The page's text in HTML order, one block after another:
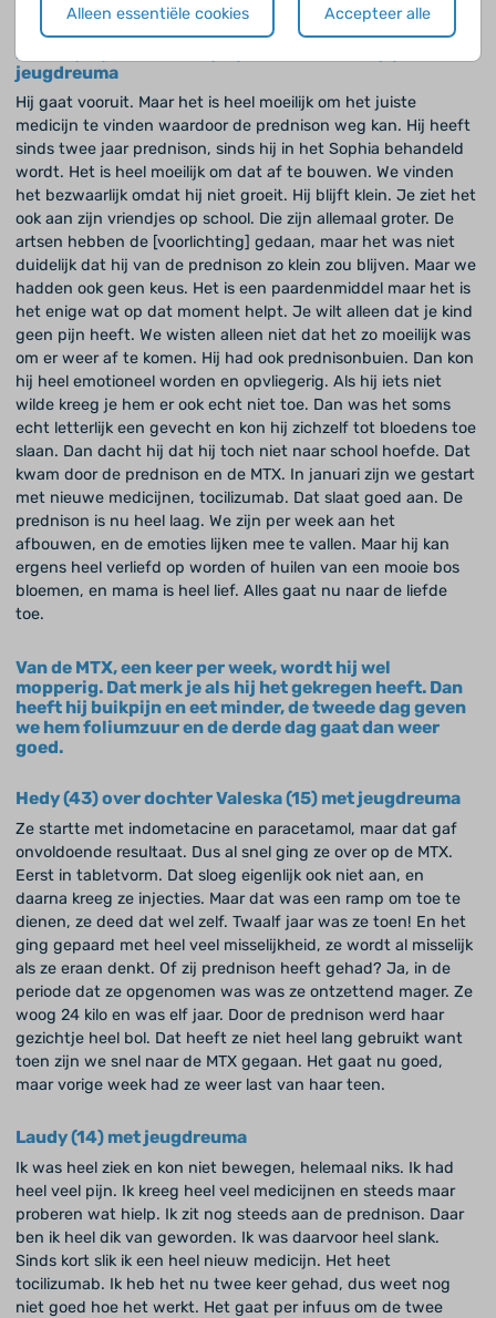
Edwin (38) en Patricia (35) over zoon Sem (5) met
jeugdreuma
Hij gaat vooruit. Maar het is heel moeilijk om het juiste
medicijn te vinden waardoor de prednison weg kan. Hij heeft
sinds twee jaar prednison, sinds hij in het Sophia behandeld
wordt. Het is heel moeilijk om dat af te bouwen. We vinden
het bezwaarlijk omdat hij niet groeit. Hij blijft klein. Je ziet het
ook aan zijn vriendjes op school. Die zijn allemaal groter. De
artsen hebben de [voorlichting] gedaan, maar het was niet
duidelijk dat hij van de prednison zo klein zou blijven. Maar we
hadden ook geen keus. Het is een paardenmiddel maar het is
het enige wat op dat moment helpt. Je wilt alleen dat je kind
geen pijn heeft. We wisten alleen niet dat het zo moeilijk was
om er weer af te komen. Hij had ook prednisonbuien. Dan kon
hij heel emotioneel worden en opvliegerig. Als hij iets niet
wilde kreeg je hem er ook echt niet toe. Dan was het soms
echt letterlijk een gevecht en kon hij zichzelf tot bloedens toe
slaan. Dan dacht hij dat hij toch niet naar school hoefde. Dat
kwam door de prednison en de MTX. In januari zijn we gestart
met nieuwe medicijnen, tocilizumab. Dat slaat goed aan. De
prednison is nu heel laag. We zijn per week aan het
afbouwen, en de emoties lijken mee te vallen. Maar hij kan
ergens heel verliefd op worden of huilen van een mooie bos
bloemen, en mama is heel lief. Alles gaat nu naar de liefde
toe.
Van de MTX, een keer per week, wordt hij wel
mopperig. Dat merk je als hij het gekregen heeft. Dan
heeft hij buikpijn en eet minder, de tweede dag geven
we hem foliumzuur en de derde dag gaat dan weer
goed.
Hedy (43) over dochter Valeska (15) met jeugdreuma
Ze startte met indometacine en paracetamol, maar dat gaf
onvoldoende resultaat. Dus al snel ging ze over op de MTX.
Eerst in tabletvorm. Dat sloeg eigenlijk ook niet aan, en
daarna kreeg ze injecties. Maar dat was een ramp om toe te
dienen, ze deed dat wel zelf. Twaalf jaar was ze toen! En het
ging gepaard met heel veel misselijkheid, ze wordt al misselijk
als ze eraan denkt. Of zij prednison heeft gehad? Ja, in de
periode dat ze opgenomen was was ze ontzettend mager. Ze
woog 24 kilo en was elf jaar. Door de prednison werd haar
gezichtje heel bol. Dat heeft ze niet heel lang gebruikt want
toen zijn we snel naar de MTX gegaan. Het gaat nu goed,
maar vorige week had ze weer last van haar teen.
Laudy (14) met jeugdreuma
Ik was heel ziek en kon niet bewegen, helemaal niks. Ik had
heel veel pijn. Ik kreeg heel veel medicijnen en steeds maar
proberen wat hielp. Ik zit nog steeds aan de prednison. Daar
ben ik heel dik van geworden. Ik was daarvoor heel slank.
Sinds kort slik ik een heel nieuw medicijn. Het heet
tocilizumab. Ik heb het nu twee keer gehad, dus weet nog
niet goed hoe het werkt. Het gaat per infuus om de twee
Alleen essentiële cookies
Accepteer alle